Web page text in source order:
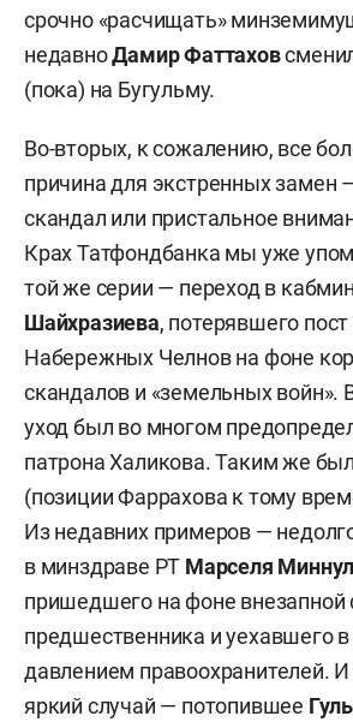
срочно «расчищать»
недавноДамир Фаттахов
(пока) на Бугульму.
Во-вторых, к сожалению, все
причина для экстренных замен
скандал или пристальное
Крах Татфондбанка мы уже
той же серии — переход в кабмин
Шайхразиева, потерявшего
Набережных Челнов на фоне
скандалов и «земельных войн».
уход был во многом
патрона Халикова. Таким же
(позиции Фаррахова к тому
Из недавних примеров —
в минздраве РТ Марселя
пришедшего на фоне внезапной
предшественника и уехавшего
давлением правоохранителей.
яркий случай — потопившее